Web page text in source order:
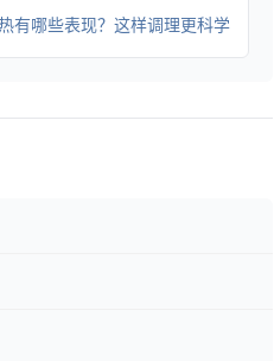
有哪些表现？这样调理更科学